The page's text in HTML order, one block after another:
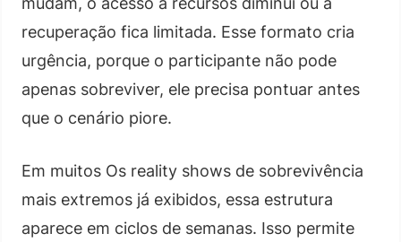
recuperação fica limitada. Esse formato cria
urgência, porque o participante não pode
apenas sobreviver, ele precisa pontuar antes
que o cenário piore.
Em muitos Os reality shows de sobrevivência
mais extremos já exibidos, essa estrutura
aparece em ciclos de semanas. Isso permite